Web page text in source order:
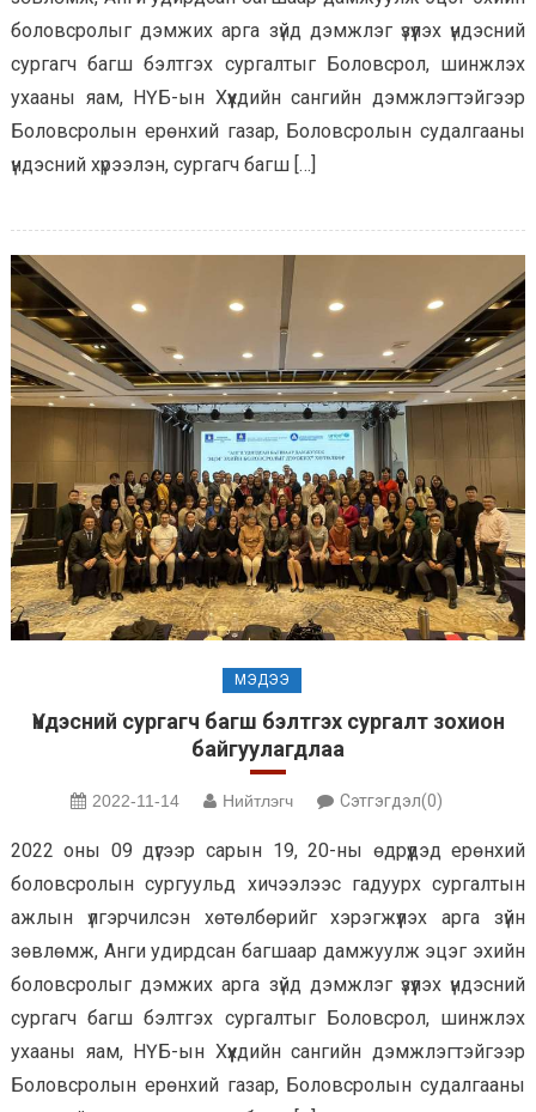
боловсролыг дэмжих арга зүйд дэмжлэг үзүүлэх үндэсний
сургагч багш бэлтгэх сургалтыг Боловсрол, шинжлэх
ухааны яам, НҮБ-ын Хүүхдийн сангийн дэмжлэгтэйгээр
Боловсролын ерөнхий газар, Боловсролын судалгааны
үндэсний хүрээлэн, сургагч багш […]
МЭДЭЭ
Үндэсний сургагч багш бэлтгэх сургалт зохион
байгуулагдлаа
2022-11-14 Нийтлэгч Сэтгэгдэл(0)
2022 оны 09 дүгээр сарын 19, 20-ны өдрүүдэд ерөнхий
боловсролын сургуульд хичээлээс гадуурх сургалтын
ажлын үлгэрчилсэн хөтөлбөрийг хэрэгжүүлэх арга зүйн
зөвлөмж, Анги удирдсан багшаар дамжуулж эцэг эхийн
боловсролыг дэмжих арга зүйд дэмжлэг үзүүлэх үндэсний
сургагч багш бэлтгэх сургалтыг Боловсрол, шинжлэх
ухааны яам, НҮБ-ын Хүүхдийн сангийн дэмжлэгтэйгээр
Боловсролын ерөнхий газар, Боловсролын судалгааны